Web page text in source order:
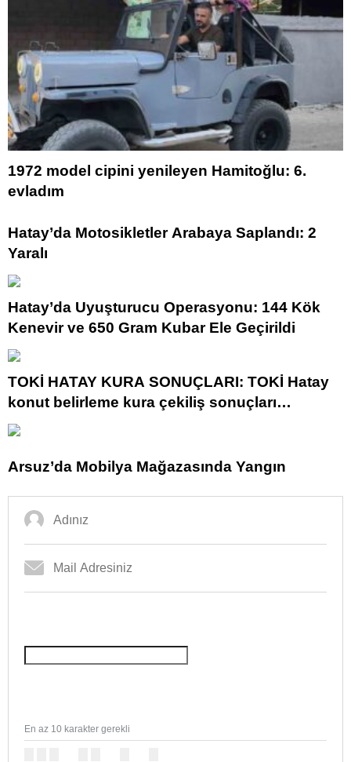
1972 model cipini yenileyen Hamitoğlu: 6.
evladım
Hatay’da Motosikletler Arabaya Saplandı: 2
Yaralı
Hatay’da Uyuşturucu Operasyonu: 144 Kök
Kenevir ve 650 Gram Kubar Ele Geçirildi
TOKİ HATAY KURA SONUÇLARI: TOKİ Hatay
konut belirleme kura çekiliş sonuçları
açıklandı mı? TOKİ Hatay kura sonuçları isim
Arsuz’da Mobilya Mağazasında Yangın
En az 10 karakter gerekli